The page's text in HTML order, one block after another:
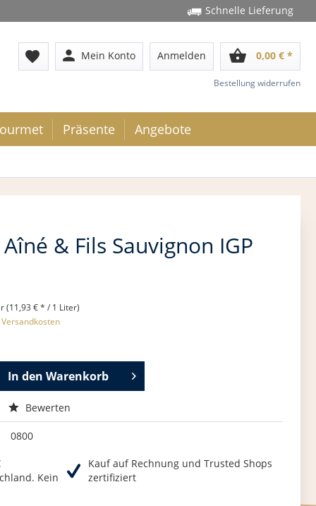
Schnelle Lieferung
favorite person Mein Konto Anmelden shopping_basket 0,00 € *
Bestellung widerrufen
Präsente Angebote
& Fils Sauvignon IGP
(11,93 € * / 1 Liter)
In den Warenkorb
Bewerten
0800
Kein
Kauf auf Rechnung und Trusted Shops
zertifiziert